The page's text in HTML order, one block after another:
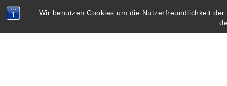
Wir benutzen Cookies um die Nutzerfreundlichkeit
Skip to content Vielbegabt.de